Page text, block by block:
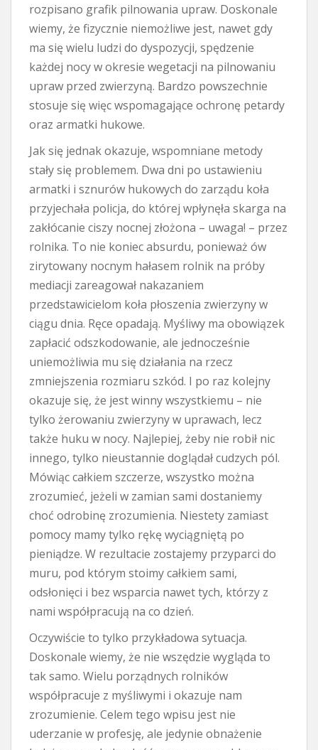
rozpisano grafik pilnowania upraw. Doskonale
wiemy, że fizycznie niemożliwe jest, nawet gdy
ma się wielu ludzi do dyspozycji, spędzenie
każdej nocy w okresie wegetacji na pilnowaniu
upraw przed zwierzyną. Bardzo powszechnie
stosuje się więc wspomagające ochronę petardy
oraz armatki hukowe.
Jak się jednak okazuje, wspomniane metody
stały się problemem. Dwa dni po ustawieniu
armatki i sznurów hukowych do zarządu koła
przyjechała policja, do której wpłynęła skarga na
zakłócanie ciszy nocnej złożona – uwaga! – przez
rolnika. To nie koniec absurdu, ponieważ ów
zirytowany nocnym hałasem rolnik na próby
mediacji zareagował nakazaniem
przedstawicielom koła płoszenia zwierzyny w
ciągu dnia. Ręce opadają. Myśliwy ma obowiązek
zapłacić odszkodowanie, ale jednocześnie
uniemożliwia mu się działania na rzecz
zmniejszenia rozmiaru szkód. I po raz kolejny
okazuje się, że jest winny wszystkiemu – nie
tylko żerowaniu zwierzyny w uprawach, lecz
także huku w nocy. Najlepiej, żeby nie robił nic
innego, tylko nieustannie doglądał cudzych pól.
Mówiąc całkiem szczerze, wszystko można
zrozumieć, jeżeli w zamian sami dostaniemy
choć odrobinę zrozumienia. Niestety zamiast
pomocy mamy tylko rękę wyciągniętą po
pieniądze. W rezultacie zostajemy przyparci do
muru, pod którym stoimy całkiem sami,
odsłonięci i bez wsparcia nawet tych, którzy z
nami współpracują na co dzień.
Oczywiście to tylko przykładowa sytuacja.
Doskonale wiemy, że nie wszędzie wygląda to
tak samo. Wielu porządnych rolników
współpracuje z myśliwymi i okazuje nam
zrozumienie. Celem tego wpisu jest nie
uderzanie w profesję, ale jedynie obnażenie